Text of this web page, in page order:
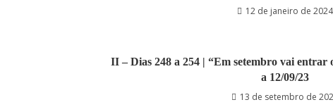
12 de janeiro de 2024
II – Dias 248 a 254 | “Em setembro vai entrar
a 12/09/23
13 de setembro de